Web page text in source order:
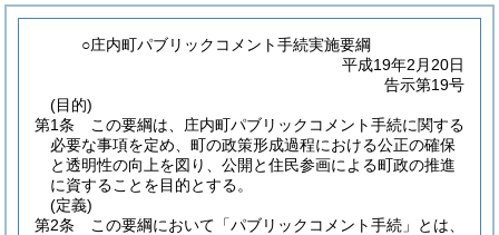
○庄内町パブリックコメント手続実施要綱
平成19年2月20日
告示第19号
(目的)
第1条
この要綱は、庄内町パブリックコメント手続に関する
必要な事項を定め、町の政策形成過程における公正の確保
と透明性の向上を図り、公開と住民参画による町政の推進
に資することを目的とする。
(定義)
第2条
この要綱において「パブリックコメント手続」とは、